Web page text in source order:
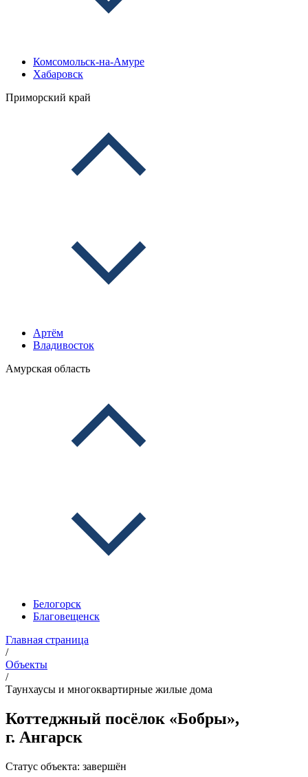
Комсомольск-на-Амуре
Хабаровск
Приморский край
Артём
Владивосток
Амурская область
Белогорск
Благовещенск
Главная страница
/
Объекты
/
Таунхаусы и многоквартирные жилые дома
Коттеджный посёлок «Бобры»,
г. Ангарск
Статус объекта: завершён